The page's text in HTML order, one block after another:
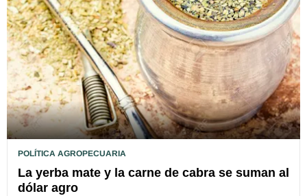
POLÍTICA AGROPECUARIA
La yerba mate y la carne de cabra se suman al
dólar agro